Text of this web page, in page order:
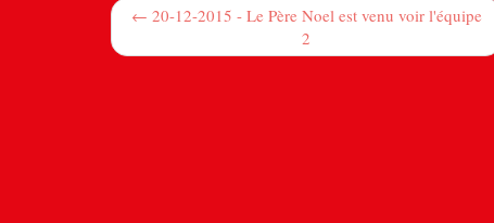
← 20-12-2015 - Le Père Noel est venu voir l'équipe
2